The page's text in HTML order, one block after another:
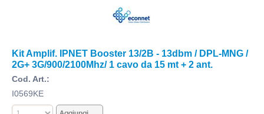
Kit Amplif. IPNET Booster 13/2B - 13dbm / DPL-MNG /
2G+ 3G/900/2100Mhz/ 1 cavo da 15 mt + 2 ant.
Cod. Art.:
I0569KE